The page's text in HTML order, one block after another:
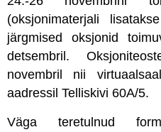
(oksjonimaterjali
järgmised oksjonid
detsembril.
novembril nii
aadressil Telliskivi 60A/5.
Väga teretulnud